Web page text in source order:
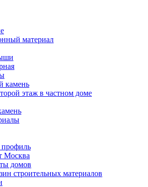
материал
камень
этаж в частном доме
профиль
Москва
домов
строительных материалов